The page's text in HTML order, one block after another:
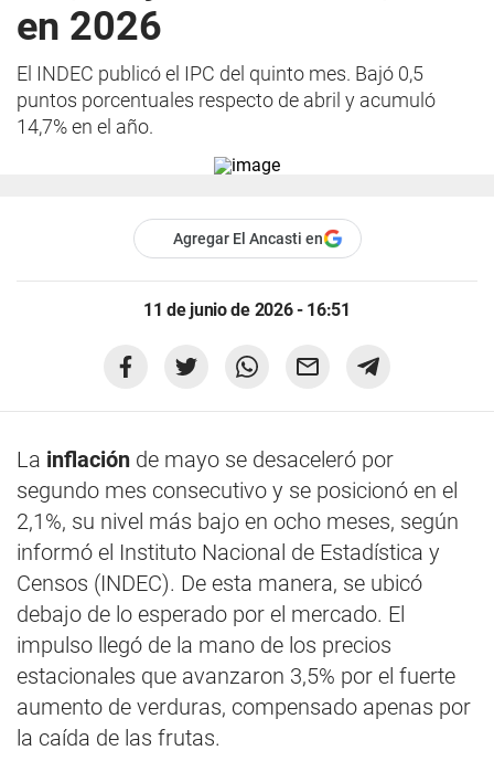
en 2026
El INDEC publicó el IPC del quinto mes. Bajó 0,5
puntos porcentuales respecto de abril y acumuló
14,7% en el año.
Agregar El Ancasti en
11 de junio de 2026 - 16:51
La inflación de mayo se desaceleró por
segundo mes consecutivo y se posicionó en el
2,1%, su nivel más bajo en ocho meses, según
informó el Instituto Nacional de Estadística y
Censos (INDEC). De esta manera, se ubicó
debajo de lo esperado por el mercado. El
impulso llegó de la mano de los precios
estacionales que avanzaron 3,5% por el fuerte
aumento de verduras, compensado apenas por
la caída de las frutas.